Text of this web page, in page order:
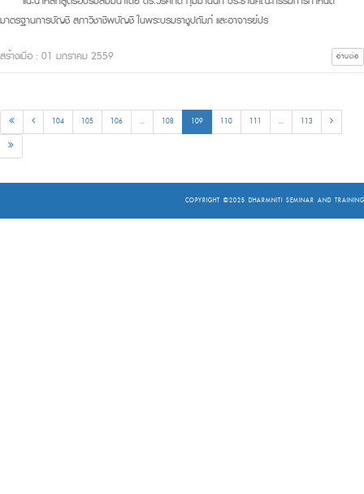
มาตรฐานการบัญชี สภาวิชาชีพบัญชี ในพระบรมราชูปถัมภ์ และอาจารย์ปร
สร้างเมื่อ : 01 มกราคม 2559 อ่านต่อ
104 105 106 ... 108 109 110 111 ... 113
COPYRIGHT ©2025 DHARMNITI SEMINAR AND